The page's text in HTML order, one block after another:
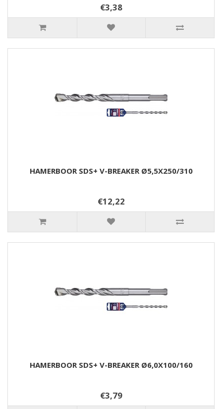
€3,38
HAMERBOOR SDS+ V-BREAKER Ø5,5X250/310
€12,22
HAMERBOOR SDS+ V-BREAKER Ø6,0X100/160
€3,79